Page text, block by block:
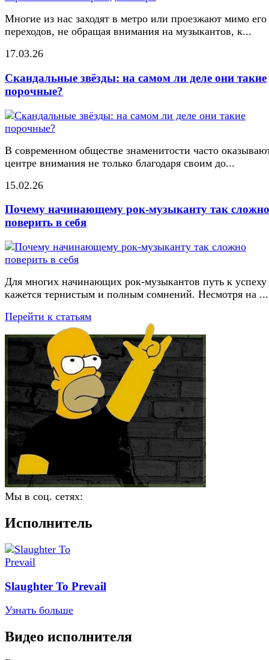
Многие из нас заходят в метро или проезжают мимо его
переходов, не обращая внимания на музыкантов, к...
17.03.26
Скандальные звёзды: на самом ли деле они такие
порочные?
В современном обществе знаменитости часто
центре внимания не только благодаря своим до...
15.02.26
Почему начинающему рок-музыканту так сложно
поверить в себя
Для многих начинающих рок-музыкантов путь к успеху
кажется тернистым и полным сомнений. Несмотря на ...
Перейти к статьям
Мы в соц. сетях:
Исполнитель
Slaughter To Prevail
Узнать больше
Видео исполнителя